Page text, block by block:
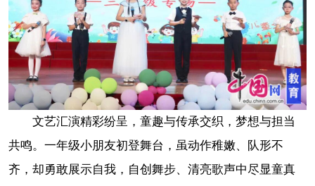
文艺汇演精彩纷呈，童趣与传承交织，梦想与担当
共鸣。一年级小朋友初登舞台，虽动作稚嫩、队形不
齐，却勇敢展示自我，自创舞步、清亮歌声中尽显童真